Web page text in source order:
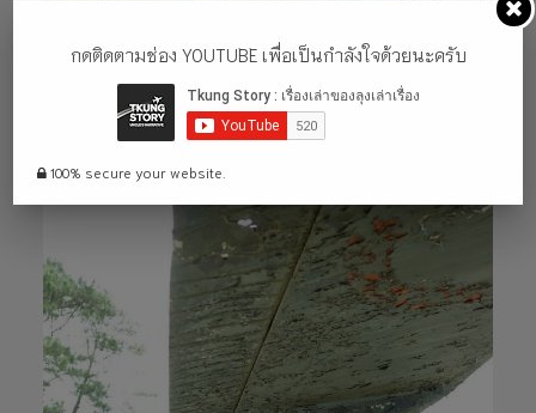
กดติดตามช่อง YOUTUBE เพื่อเป็นกำลังใจด้วยนะครับ
100% secure your website.